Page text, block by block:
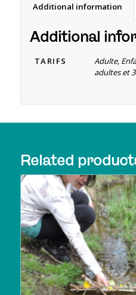
Additional information
Additional
TARIFS
Adulte,
adultes et
Related